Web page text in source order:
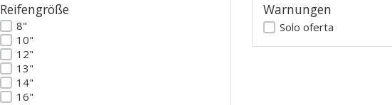
Reifengröße
8"
10"
12"
13"
14"
16"
Warnungen
Solo oferta